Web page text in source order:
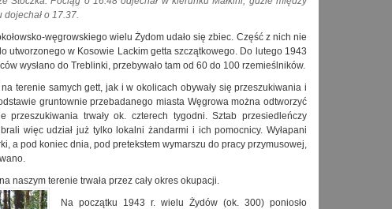
dojechał o 17.37.
węgrowskiego wielu Żydom udało się zbiec. Część z nich nie
utworzonego w Kosowie Lackim getta szczątkowego. Do lutego 1943
wysłano do Treblinki, przebywało tam od 60 do 100 rzemieślników.
terenie samych gett, jak i w okolicach obywały się przeszukiwania i
gruntownie przebadanego miasta Węgrowa można odtworzyć
przeszukiwania trwały ok. czterech tygodni. Sztab przesiedleńczy
więc udział już tylko lokalni żandarmi i ich pomocnicy. Wyłapani
a pod koniec dnia, pod pretekstem wymarszu do pracy przymusowej,
naszym terenie trwała przez cały okres okupacji.
Na początku 1943 r. wielu Żydów (ok. 300) poniosło